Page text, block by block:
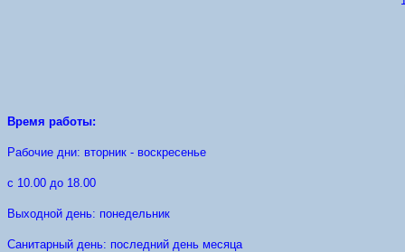
Время работы:
Рабочие дни: вторник - воскресенье
с 10.00 до 18.00
Выходной день: понедельник
Санитарный день: последний день месяца